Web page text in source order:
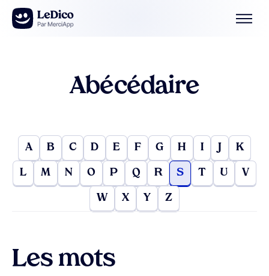
Aller au contenu
Abécédaire
A B C D E F G H I J K
L M N O P Q R S T U V
W X Y Z
Les mots